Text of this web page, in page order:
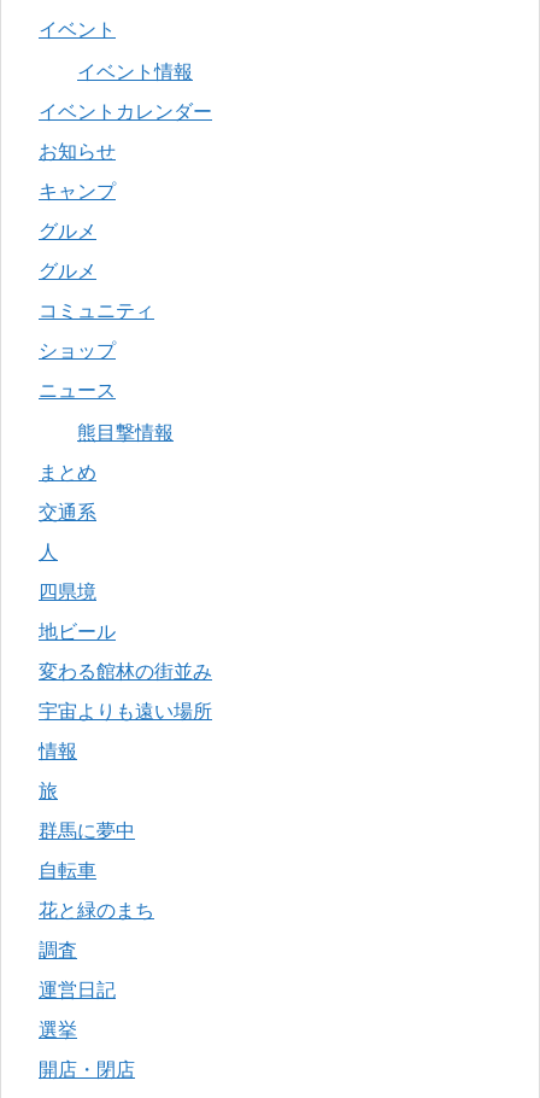
イベント
イベント情報
イベントカレンダー
お知らせ
キャンプ
グルメ
グルメ
コミュニティ
ショップ
ニュース
熊目撃情報
まとめ
交通系
人
四県境
地ビール
変わる館林の街並み
宇宙よりも遠い場所
情報
旅
群馬に夢中
自転車
花と緑のまち
調査
運営日記
選挙
開店・閉店